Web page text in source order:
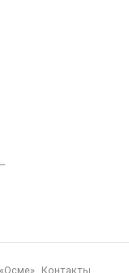
Контакты